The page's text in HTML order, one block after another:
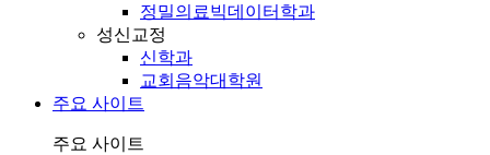
정밀의료빅데이터학과
성신교정
신학과
교회음악대학원
주요 사이트
주요 사이트